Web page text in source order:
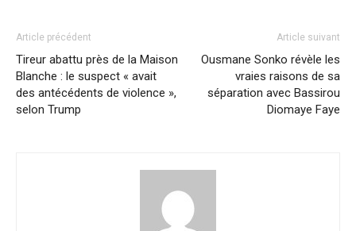
Article précédent
Tireur abattu près de la Maison
Blanche : le suspect « avait
des antécédents de violence »,
selon Trump
Article suivant
Ousmane Sonko révèle les
vraies raisons de sa
séparation avec Bassirou
Diomaye Faye